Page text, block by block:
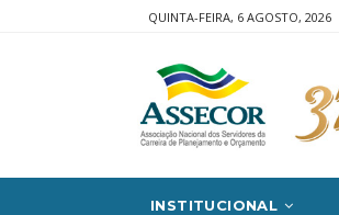
QUINTA-FEIRA, 6 AGOSTO, 2026
INSTITUCIONAL